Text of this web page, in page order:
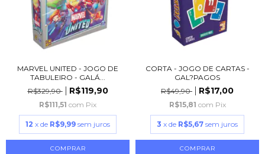
MARVEL UNITED - JOGO DE
TABULEIRO - GALÁ...
R$329,90
R$119,90
R$111,51 com Pix
12 x de R$9,99 sem juros
CORTA - JOGO DE CARTAS -
GAL?PAGOS
R$49,90
R$17,00
R$15,81 com Pix
3 x de R$5,67 sem juros